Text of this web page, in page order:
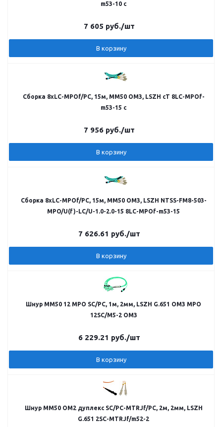
m53-10 c
7 605 руб./шт
В корзину
Сборка 8хLC-MPOf/PC, 15м, MM50 OM3, LSZH cT 8LC-MPOf-
m53-15 c
7 956 руб./шт
В корзину
Сборка 8хLC-MPOf/PC, 15м, MM50 OM3, LSZH NTSS-FM8-503-
MPO/U(f)-LC/U-1.0-2.0-15 8LC-MPOf-m53-15
7 626.61 руб./шт
В корзину
Шнур MM50 12 MPO SC/PC, 1м, 2мм, LSZH G.651 OM3 MPO
12SC/M5-2 OM3
6 229.21 руб./шт
В корзину
Шнур MM50 OM2 дуплекс SC/PC-MTRJf/PC, 2м, 2мм, LSZH
G.651 2SC-MTRJf/m52-2